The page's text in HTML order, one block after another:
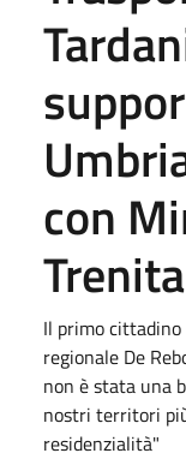
con
Il primo cittadino
regionale De
non è stata una
nostri territori
residenzialità"